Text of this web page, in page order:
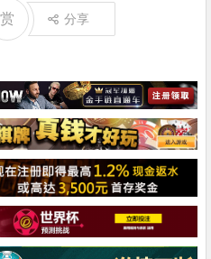
赏 分享